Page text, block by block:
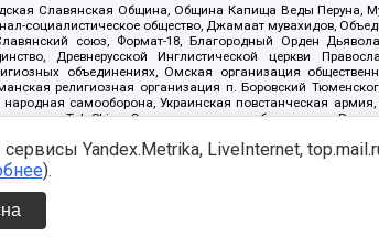
Славянская Община, Община Капища Веды Перуна,
социалистическое общество, Джамаат мувахидов,
союз, Формат-18, Благородный Орден
Древнерусской Инглистической церкви
объединениях, Омская организация
религиозная организация п. Боровский
самооборона, Украинская повстанческая армия,
TulaSkins, Этнополитическое объединение
группа МПГ, Курсом Правды и Единения,
уголовное единство, Башкорт, Нация и свобода,
Штабы Навального, Совет граждан СССР Прикубанского
Yandex.Metrika, LiveInternet,
).